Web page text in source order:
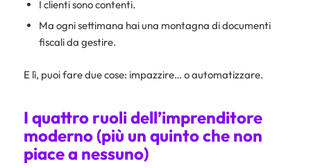
I clienti sono contenti.
Ma ogni settimana hai una montagna di documenti
fiscali da gestire.
E lì, puoi fare due cose: impazzire… o automatizzare.
I quattro ruoli dell’imprenditore
moderno (più un quinto che non
piace a nessuno)